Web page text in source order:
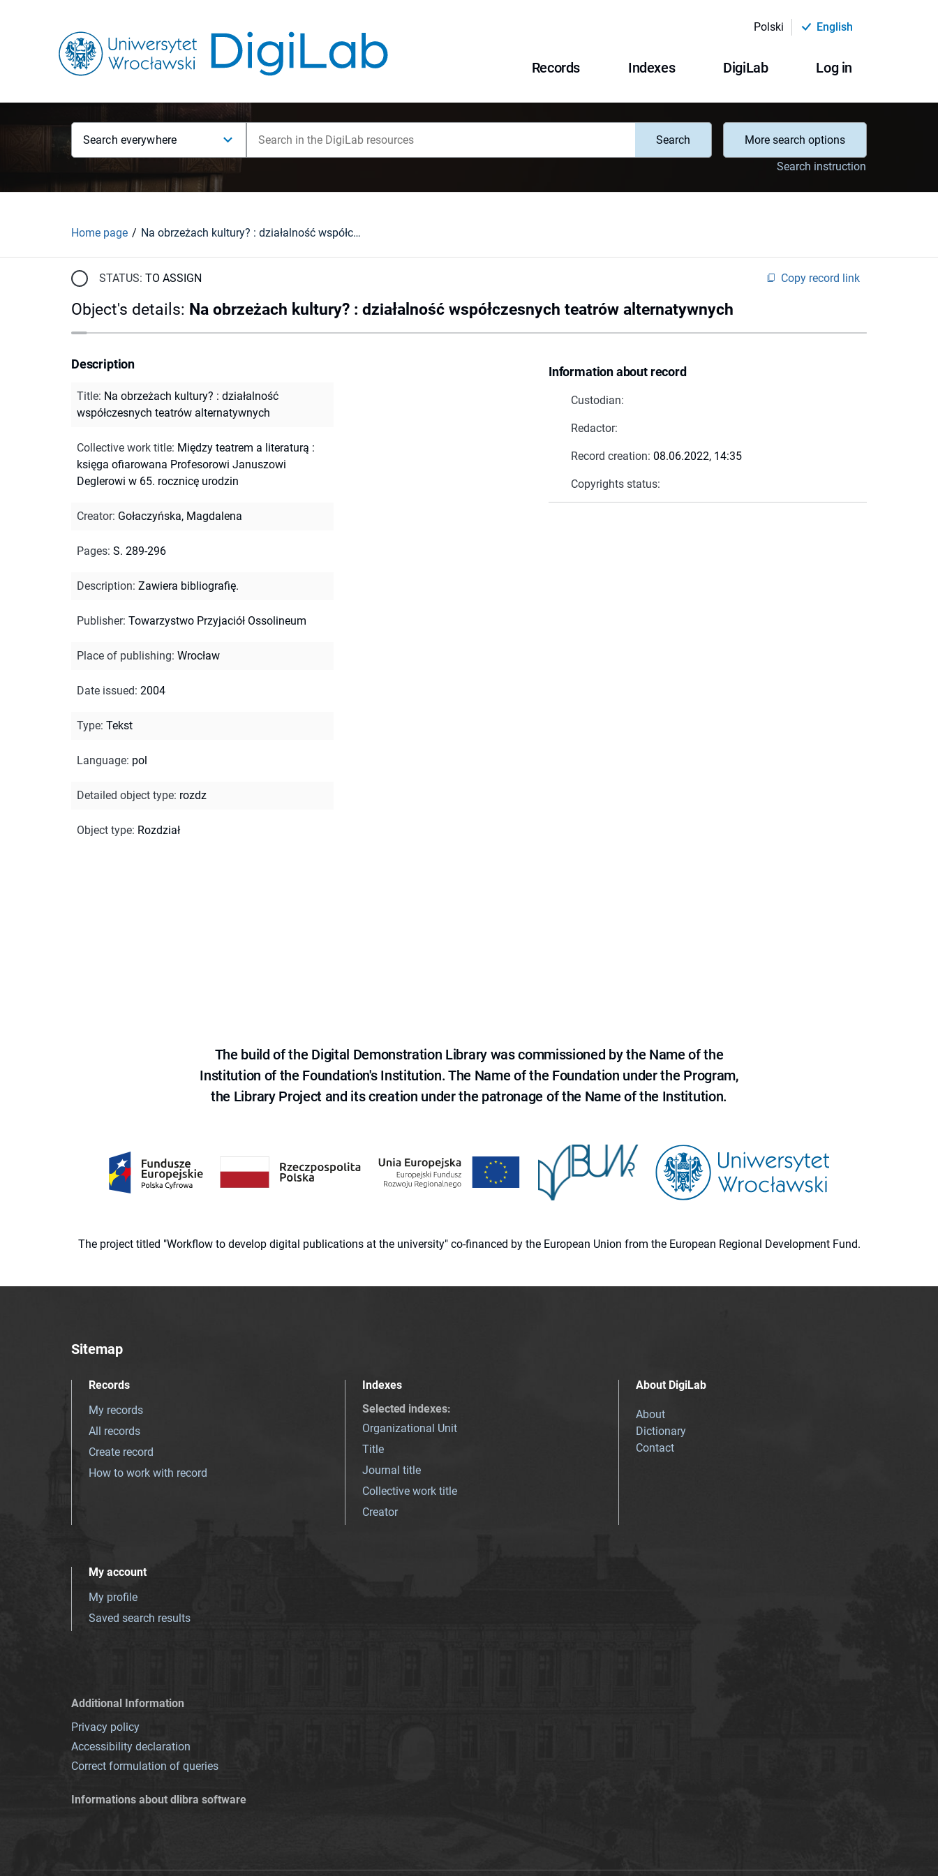
Polski English
Records Indexes DigiLab Log in
Search everywhere Search
More search options
Search instruction
Home page Na obrzeżach kultury? : działalność współczesnych teatrów alternatywnych
STATUS: TO ASSIGN Copy record link
Object's details: Na obrzeżach kultury? : działalność współczesnych teatrów alternatywnych
Information about record
Custodian:
Redactor:
Record creation: 08.06.2022, 14:35
Copyrights status:
Description
Title: Na obrzeżach kultury? : działalność
współczesnych teatrów alternatywnych
Collective work title: Między teatrem a literaturą :
księga ofiarowana Profesorowi Januszowi
Deglerowi w 65. rocznicę urodzin
Creator: Gołaczyńska, Magdalena
Pages: S. 289-296
Description: Zawiera bibliografię.
Publisher: Towarzystwo Przyjaciół Ossolineum
Place of publishing: Wrocław
Date issued: 2004
Type: Tekst
Language: pol
Detailed object type: rozdz
Object type: Rozdział
The build of the Digital Demonstration Library was commissioned by the Name of the
Institution of the Foundation's Institution. The Name of the Foundation under the Program,
the Library Project and its creation under the patronage of the Name of the Institution.
The project titled "Workflow to develop digital publications at the university" co-financed by the European Union from the European Regional Development Fund.
Sitemap
Records
My records
All records
Create record
How to work with record
Indexes
Selected indexes:
Organizational Unit
Title
Journal title
Collective work title
Creator
About DigiLab
About
Dictionary
Contact
My account
My profile
Saved search results
Additional Information
Privacy policy
Accessibility declaration
Correct formulation of queries
Informations about dlibra software